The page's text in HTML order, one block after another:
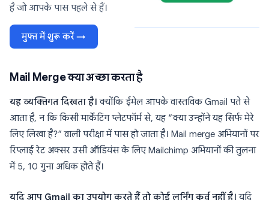
है जो आपके पास पहले से हैं।
मुफ्त में शुरू करें →
Mail Merge क्या अच्छा करता है
यह व्यक्तिगत दिखता है। क्योंकि ईमेल आपके वास्तविक Gmail पते से
आता है, न कि किसी मार्केटिंग प्लेटफॉर्म से, यह “क्या उन्होंने यह सिर्फ मेरे
लिए लिखा है?” वाली परीक्षा में पास हो जाता है। Mail merge अभियानों पर
रिप्लाई रेट अक्सर उसी ऑडियंस के लिए Mailchimp अभियानों की तुलना
में 5, 10 गुना अधिक होते हैं।
यदि आप Gmail का उपयोग करते हैं तो कोई लर्निंग कर्व नहीं है। यदि